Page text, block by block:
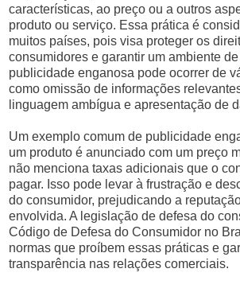
características, ao preço ou a outros
produto ou serviço. Essa prática é
muitos países, pois visa proteger os
consumidores e garantir um ambiente
publicidade enganosa pode ocorrer de
como omissão de informações
linguagem ambígua e apresentação de
Um exemplo comum de publicidade
um produto é anunciado com um preço
não menciona taxas adicionais que o
pagar. Isso pode levar à frustração e
do consumidor, prejudicando a
envolvida. A legislação de defesa do
Código de Defesa do Consumidor no
normas que proíbem essas práticas e
transparência nas relações comerciais.